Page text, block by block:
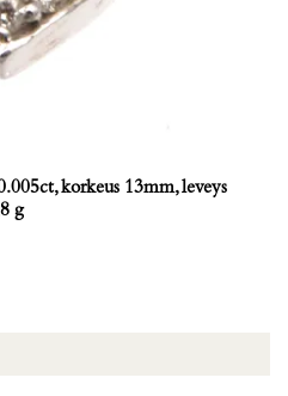
korkeus 13mm, leveys
g